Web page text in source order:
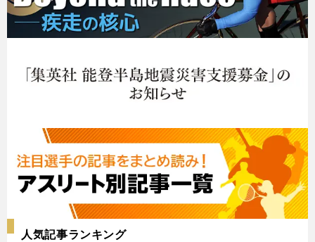
人気記事ランキング